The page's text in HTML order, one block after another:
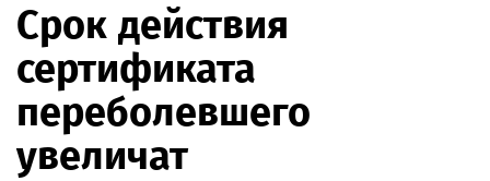
Срок действия
сертификата
переболевшего
увеличат